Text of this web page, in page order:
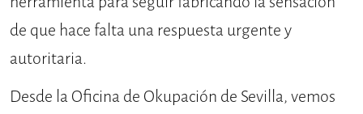
de que hace falta una respuesta urgente y
autoritaria.
Desde la Oficina de Okupación de Sevilla, vemos